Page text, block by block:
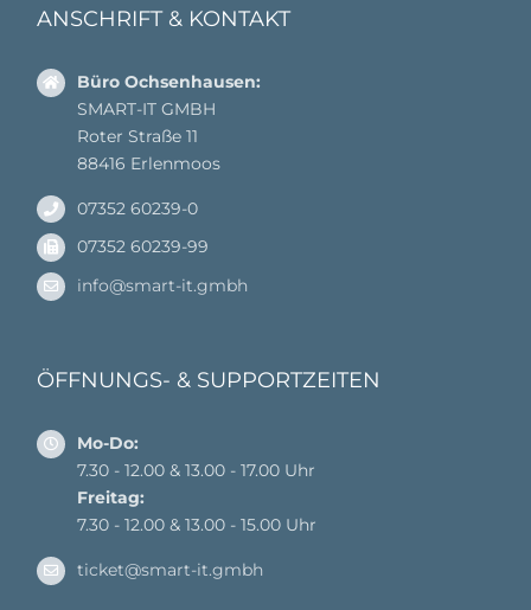
ANSCHRIFT & KONTAKT
Büro Ochsenhausen:
SMART-IT GMBH
Roter Straße 11
88416 Erlenmoos
07352 60239-0
07352 60239-99
info@smart-it.gmbh
ÖFFNUNGS- & SUPPORTZEITEN
Mo-Do:
7.30 - 12.00 & 13.00 - 17.00 Uhr
Freitag:
7.30 - 12.00 & 13.00 - 15.00 Uhr
ticket@smart-it.gmbh